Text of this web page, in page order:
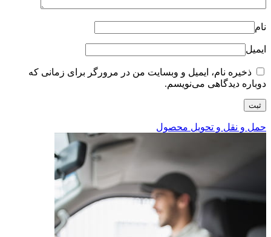
نام
ایمیل
ذخیره نام، ایمیل و وبسایت من در مرورگر برای زمانی که
دوباره دیدگاهی می‌نویسم.
حمل و نقل و تحویل محصول